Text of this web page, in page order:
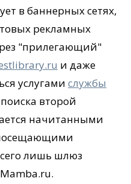
в баннерных сетях,
рекламных
"прилегающий"
и даже
услугами службы
второй
начитанными
лишь шлюз